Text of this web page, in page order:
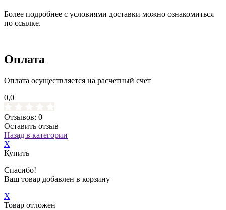
Более подробнее с условиями доставки можно ознакомиться
по ссылке.
Оплата
Оплата осуществляется на расчетный счет
0,0
Отзывов: 0
Оставить отзыв
Назад в категории
X
Купить
Спасибо!
Ваш товар добавлен в корзину
X
Товар отложен